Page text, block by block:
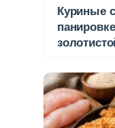
Куриные